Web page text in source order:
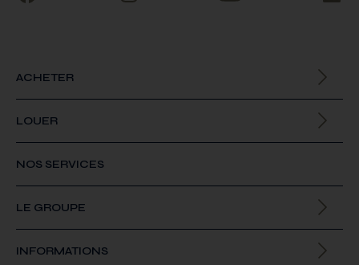
ACHETER
LOUER
NOS SERVICES
LE GROUPE
INFORMATIONS